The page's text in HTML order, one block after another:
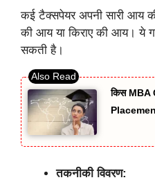
कई टैक्सपेयर अपनी सारी आय
की आय या किराए की आय। ये
सकती है।
किस MBA
तकनीकी विवरण: